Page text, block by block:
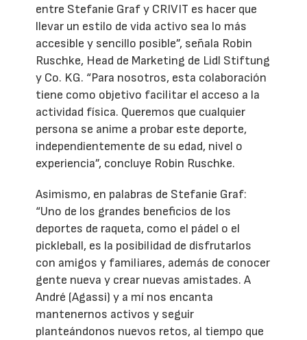
entre Stefanie Graf y CRIVIT es hacer que
llevar un estilo de vida activo sea lo más
accesible y sencillo posible”, señala Robin
Ruschke, Head de Marketing de Lidl Stiftung
y Co. KG. “Para nosotros, esta colaboración
tiene como objetivo facilitar el acceso a la
actividad física. Queremos que cualquier
persona se anime a probar este deporte,
independientemente de su edad, nivel o
experiencia”, concluye Robin Ruschke.
Asimismo, en palabras de Stefanie Graf:
“Uno de los grandes beneficios de los
deportes de raqueta, como el pádel o el
pickleball, es la posibilidad de disfrutarlos
con amigos y familiares, además de conocer
gente nueva y crear nuevas amistades. A
André (Agassi) y a mí nos encanta
mantenernos activos y seguir
planteándonos nuevos retos, al tiempo que